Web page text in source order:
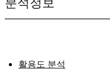
분석정보
활용도 분석